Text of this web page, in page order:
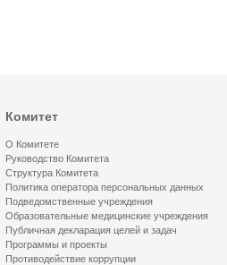
Комитет
О Комитете
Руководство Комитета
Структура Комитета
Политика оператора персональных данных
Подведомственные учреждения
Образовательные медицинские учреждения
Публичная декларация целей и задач
Программы и проекты
Противодействие коррупции